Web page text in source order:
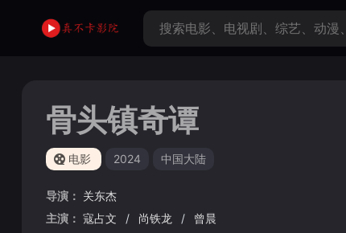
骨头镇奇谭
电影 2024 中国大陆
导演： 关东杰
主演： 寇占文 / 尚铁龙 /
曾晨